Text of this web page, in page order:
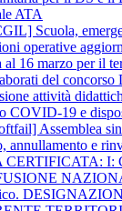
ATA
Scuola,
operative
al 16 marzo per il
del concorso
attività
COVID-19 e
Assemblea
annullamento e
CERTIFICATA: